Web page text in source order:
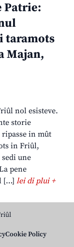
Patrie:
taramots
Majan,
nol esisteve.
storie
in mût
in Friûl,
une
pene
[…] lei di plui +
Cookie Policy